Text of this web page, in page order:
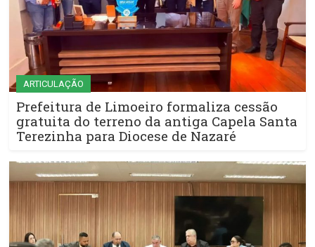
ARTICULAÇÃO
Prefeitura de Limoeiro formaliza cessão
gratuita do terreno da antiga Capela Santa
Terezinha para Diocese de Nazaré